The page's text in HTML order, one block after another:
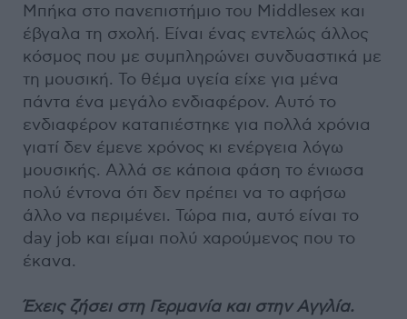
Μπήκα στο πανεπιστήμιο του Middlesex και
έβγαλα τη σχολή. Είναι ένας εντελώς άλλος
κόσμος που με συμπληρώνει συνδυαστικά με
τη μουσική. Το θέμα υγεία είχε για μένα
πάντα ένα μεγάλο ενδιαφέρον. Αυτό το
ενδιαφέρον καταπιέστηκε για πολλά χρόνια
γιατί δεν έμενε χρόνος κι ενέργεια λόγω
μουσικής. Αλλά σε κάποια φάση το ένιωσα
πολύ έντονα ότι δεν πρέπει να το αφήσω
άλλο να περιμένει. Τώρα πια, αυτό είναι το
day job και είμαι πολύ χαρούμενος που το
έκανα.
Έχεις ζήσει στη Γερμανία και στην Αγγλία.